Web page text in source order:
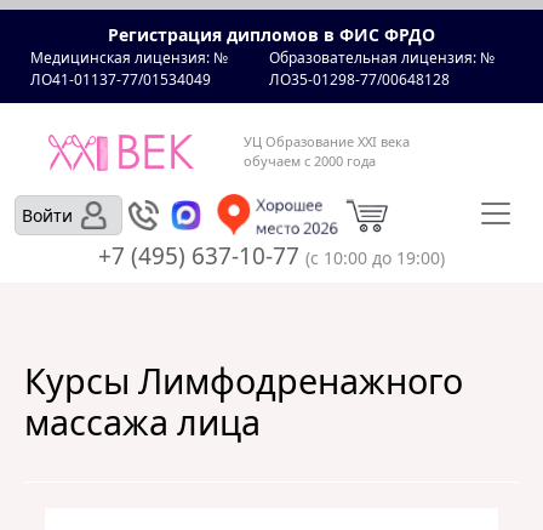
Регистрация дипломов в ФИС ФРДО
Медицинская лицензия: №
ЛО41-01137-77/01534049
Образовательная лицензия: №
ЛО35-01298-77/00648128
УЦ Образование XXI века
обучаем с 2000 года
Войти
+7 (495) 637-10-77 (с 10:00 до 19:00)
Курсы Лимфодренажного
массажа лица